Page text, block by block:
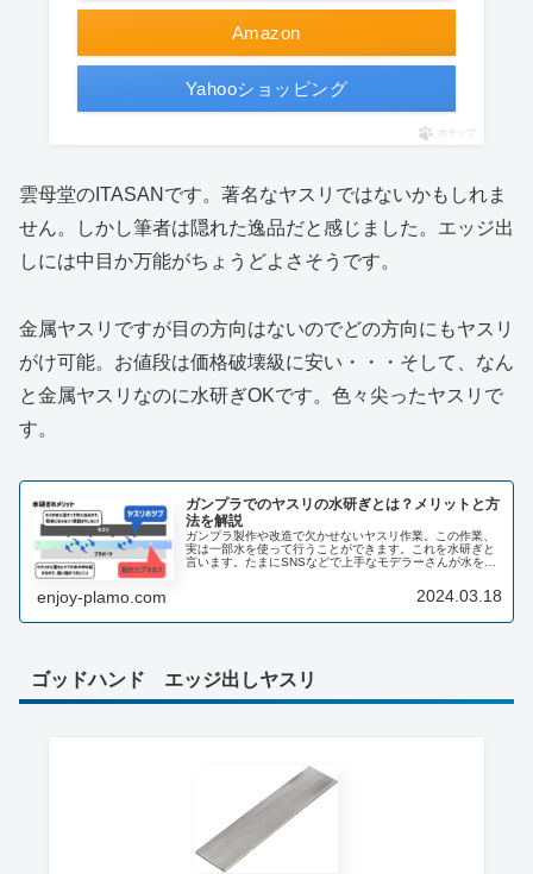
Amazon
Yahooショッピング
ポチップ
雲母堂のITASANです。著名なヤスリではないかもしれま
せん。しかし筆者は隠れた逸品だと感じました。エッジ出
しには中目か万能がちょうどよさそうです。
金属ヤスリですが目の方向はないのでどの方向にもヤスリ
がけ可能。お値段は価格破壊級に安い・・・そして、なん
と金属ヤスリなのに水研ぎOKです。色々尖ったヤスリで
す。
ガンプラでのヤスリの水研ぎとは？メリットと方
法を解説
ガンプラ製作や改造で欠かせないヤスリ作業。この作業、
実は一部水を使って行うことができます。これを水研ぎと
言います。たまにSNSなどで上手なモデラーさんが水をつ
enjoy-plamo.com 2024.03.18
ゴッドハンド エッジ出しヤスリ